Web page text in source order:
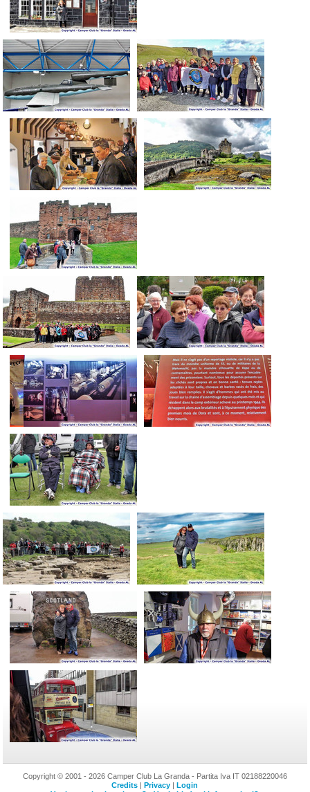
Copyright © 2001 - 2026 Camper Club La Granda - Partita Iva IT 02188220046
Credits
Privacy
Login